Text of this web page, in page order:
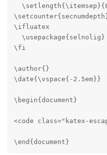
\ifluatex
\usepackage{selnolig}
\fi
\author{}
\date{\vspace{-2.5em}}
\begin{document}
<code class="katex-
\end{document}